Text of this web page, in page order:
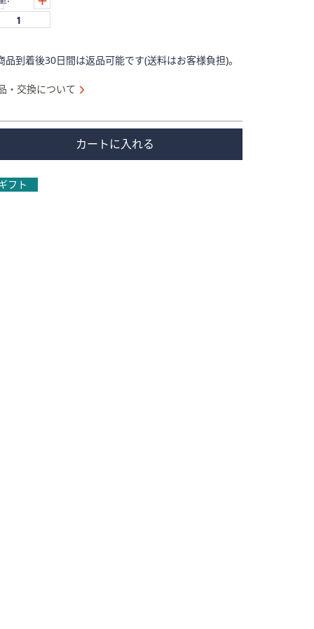
品到着後30日間は返品可能です(送料はお客様負担)。
・交換について
カートに入れる
フト